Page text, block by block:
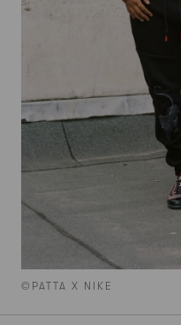
©PATTA X NIKE